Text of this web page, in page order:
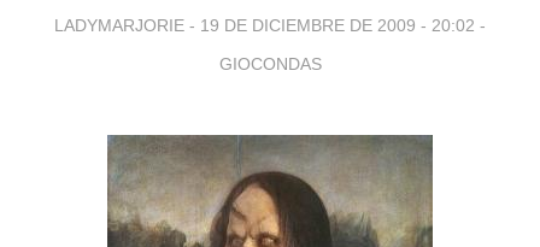
LADYMARJORIE - 19 DE DICIEMBRE DE 2009 - 20:02 -
GIOCONDAS